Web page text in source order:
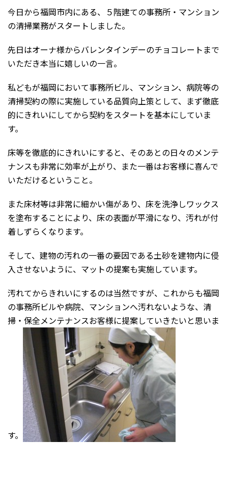
今日から福岡市内にある、５階建ての事務所・マンション
の清掃業務がスタートしました。
先日はオーナ様からバレンタインデーのチョコレートまで
いただき本当に嬉しいの一言。
私どもが福岡において事務所ビル、マンション、病院等の
清掃契約の際に実施している品質向上策として、まず徹底
的にきれいにしてから契約をスタートを基本にしていま
す。
床等を徹底的にきれいにすると、そのあとの日々のメンテ
ナンスも非常に効率が上がり、また一番はお客様に喜んで
いただけるということ。
また床材等は非常に細かい傷があり、床を洗浄しワックス
を塗布することにより、床の表面が平滑になり、汚れが付
着しずらくなります。
そして、建物の汚れの一番の要因である土砂を建物内に侵
入させないように、マットの提案も実施しています。
汚れてからきれいにするのは当然ですが、これからも福岡
の事務所ビルや病院、マンションへ汚れないような、清
掃・保全メンテナンスお客様に提案していきたいと思いま
す。